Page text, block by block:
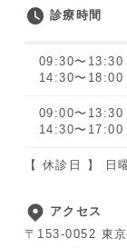
診療時間
09:30〜13:30
14:30〜18:00
09:00〜13:30
14:30〜17:00
【 休診日 】 日
アクセス
〒153-0052 東